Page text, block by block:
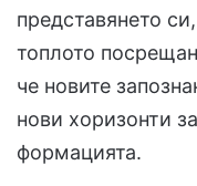
представянето
топлото
че новите
нови хоризонти
формацията.